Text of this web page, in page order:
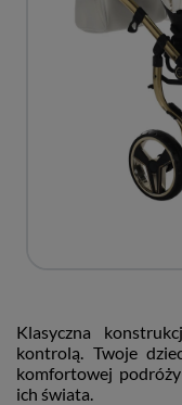
Klasyczna
kontrolą. Twoje
komfortowej
ich świata.